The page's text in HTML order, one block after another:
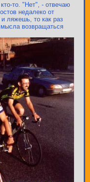
то. "Нет", - отвечаю
недалеко от
ляжешь, то как раз
возвращаться